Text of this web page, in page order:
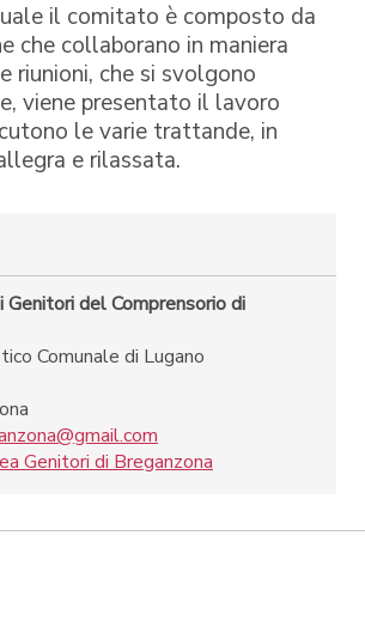
il comitato è composto da
che collaborano in maniera
riunioni, che si svolgono
viene presentato il lavoro
le varie trattande, in
e rilassata.
del Comprensorio di
Comunale di Lugano
Genitori di Breganzona